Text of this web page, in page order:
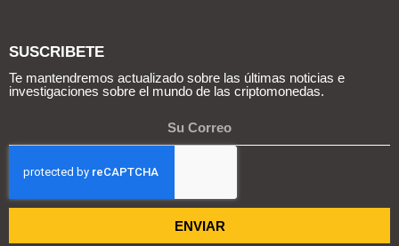
SUSCRIBETE
Te mantendremos actualizado sobre las últimas noticias e
investigaciones sobre el mundo de las criptomonedas.
ENVIAR